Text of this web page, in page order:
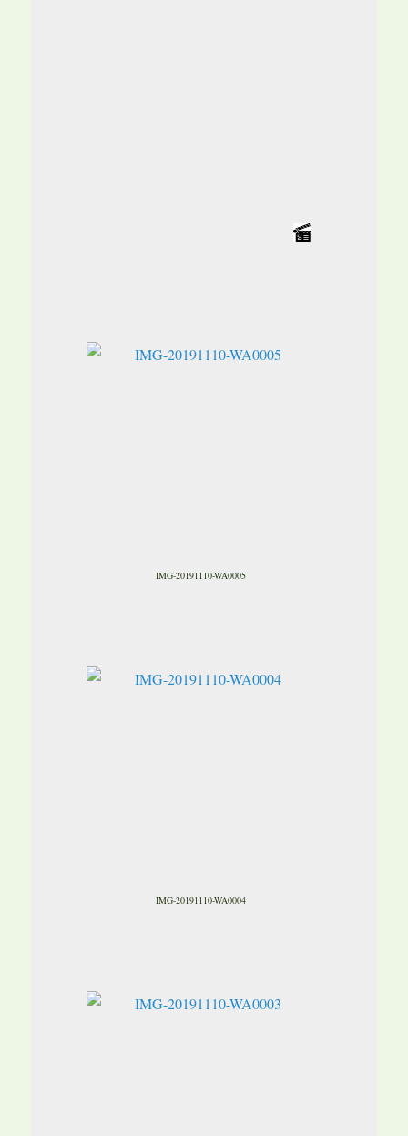
IMG-20191110-WA0005
IMG-20191110-WA0004